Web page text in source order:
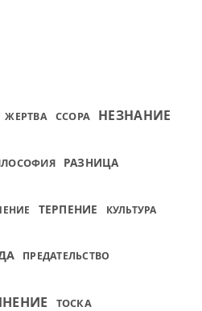
ЖЕРТВА ССОРА НЕЗНАНИЕ
РАЗНИЦА
ТЕРПЕНИЕ КУЛЬТУРА
ПРЕДАТЕЛЬСТВО
ТОСКА